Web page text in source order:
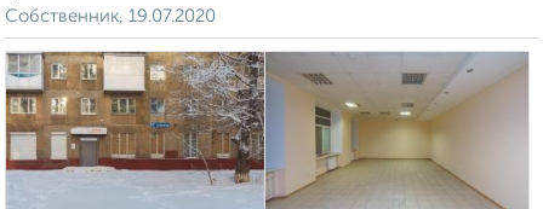
Собственник, 19.07.2020